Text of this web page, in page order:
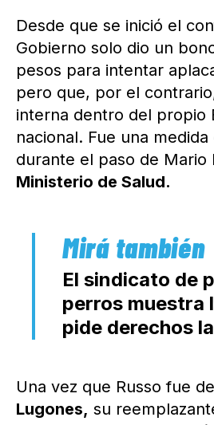
Desde que se inició el
Gobierno solo dio un
pesos para intentar
pero que, por el
interna dentro del propio
nacional. Fue una
durante el paso de Mario
Ministerio de Salud.
El sindicato de
perros muestra
pide derechos
Una vez que Russo fue
Lugones, su